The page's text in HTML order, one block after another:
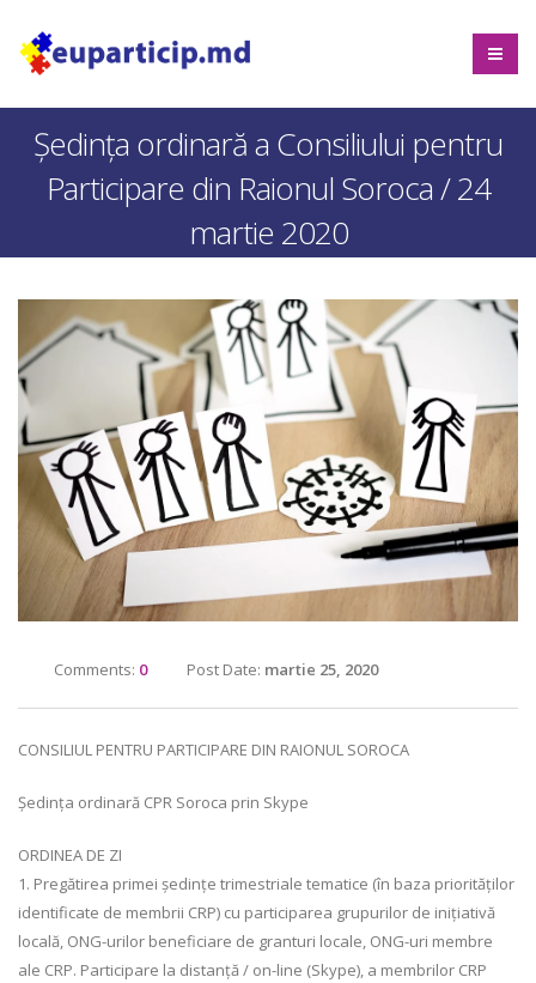
Ședința ordinară a Consiliului pentru
Participare din Raionul Soroca / 24
martie 2020
Comments: 0 Post Date: martie 25, 2020
CONSILIUL PENTRU PARTICIPARE DIN RAIONUL SOROCA
Ședința ordinară CPR Soroca prin Skype
ORDINEA DE ZI
1. Pregătirea primei ședințe trimestriale tematice (în baza priorităților
identificate de membrii CRP) cu participarea grupurilor de inițiativă
locală, ONG-urilor beneficiare de granturi locale, ONG-uri membre
ale CRP. Participare la distanță / on-line (Skype), a membrilor CRP